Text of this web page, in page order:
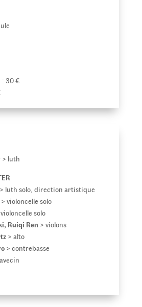
30 €
> luth
> luth solo, direction artistique
violoncelle solo
solo
Ruiqi Ren > violons
> alto
> contrebasse